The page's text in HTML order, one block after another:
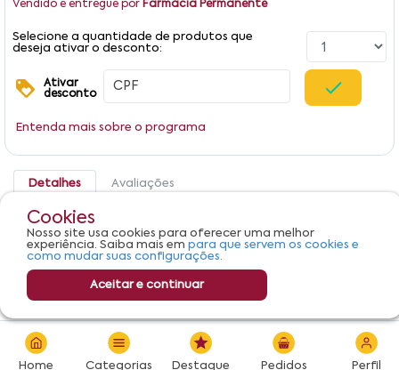
Vendido e entregue por Farmácia Permanente
Selecione a quantidade de produtos que
deseja ativar o desconto:
Ativar
desconto
Entenda mais sobre o programa
R$ 140,24
Detalhes Avaliações
Produto não apresenta descrição.
Cookies
Nosso site usa cookies para oferecer uma melhor
experiência. Saiba mais em para que servem os cookies e
como mudar suas configurações.
Aceitar e continuar
Home Categorias Destaque Pedidos Perfil